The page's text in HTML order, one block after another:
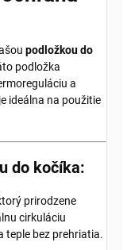
podložkou do
podložka
a
ideálna na použitie
do kočíka:
prirodzene
cirkuláciu
teple bez prehriatia.